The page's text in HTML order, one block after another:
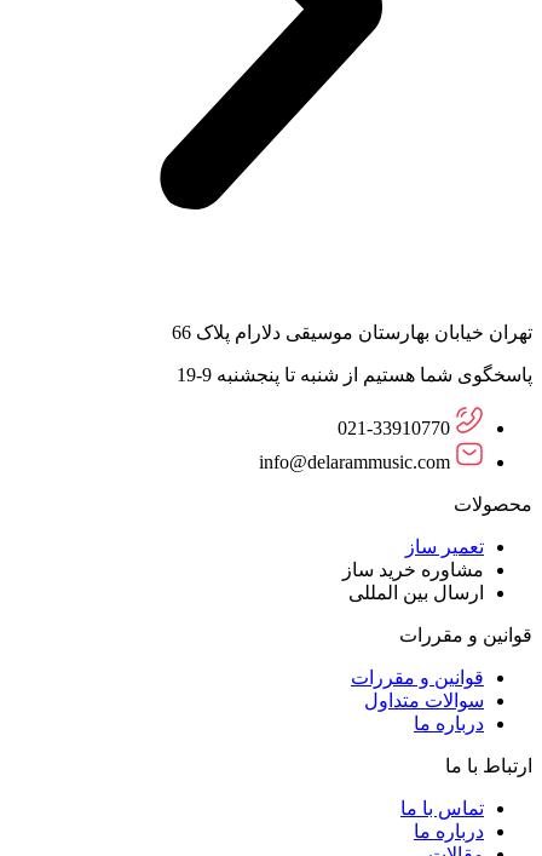
تهران خیابان بهارستان موسیقی دلارام پلاک 66
پاسخگوی شما هستیم از شنبه تا پنجشنبه 9-19
021-33910770
info@delarammusic.com
محصولات
تعمیر ساز
مشاوره خرید ساز
ارسال بین المللی
قوانین و مقررات
قوانین و مقررات
سوالات متداول
درباره ما
ارتباط با ما
تماس با ما
درباره ما